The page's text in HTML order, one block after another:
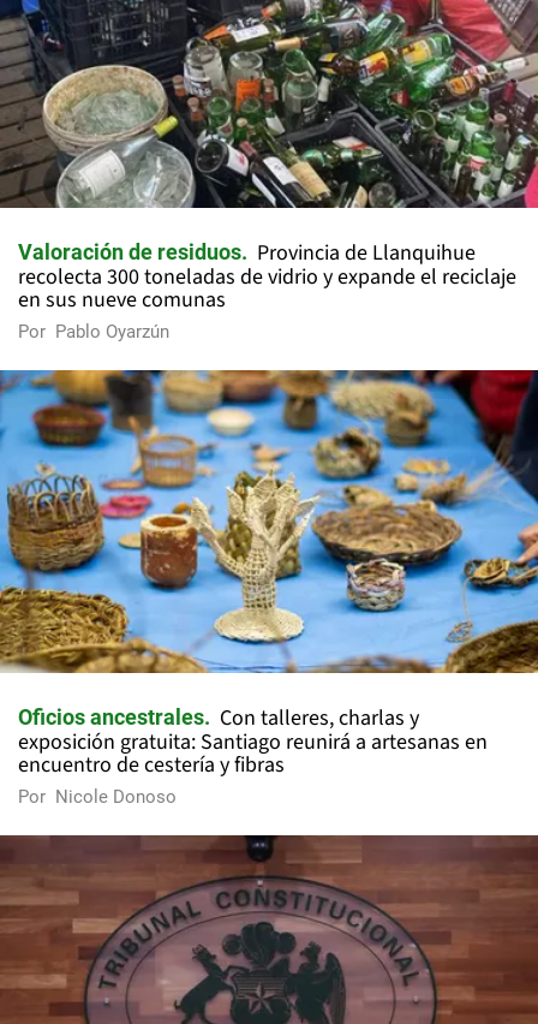
Valoración de residuos
Provincia de Llanquihue
recolecta 300 toneladas de vidrio y expande el reciclaje
en sus nueve comunas
Por Pablo Oyarzún
Oficios ancestrales
Con talleres, charlas y
exposición gratuita: Santiago reunirá a artesanas en
encuentro de cestería y fibras
Por Nicole Donoso